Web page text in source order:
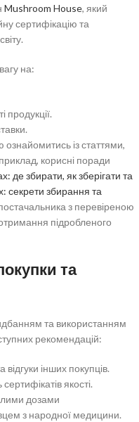
Mushroom House, який
сертифікацію та
на:
продукції.
із статтями,
корисні поради
де збирати, як зберігати та
секрети збирання та
з перевіреною
підробленого
та
та використанням
рекомендацій:
інших покупців.
якості.
дозами
з народної медицини.